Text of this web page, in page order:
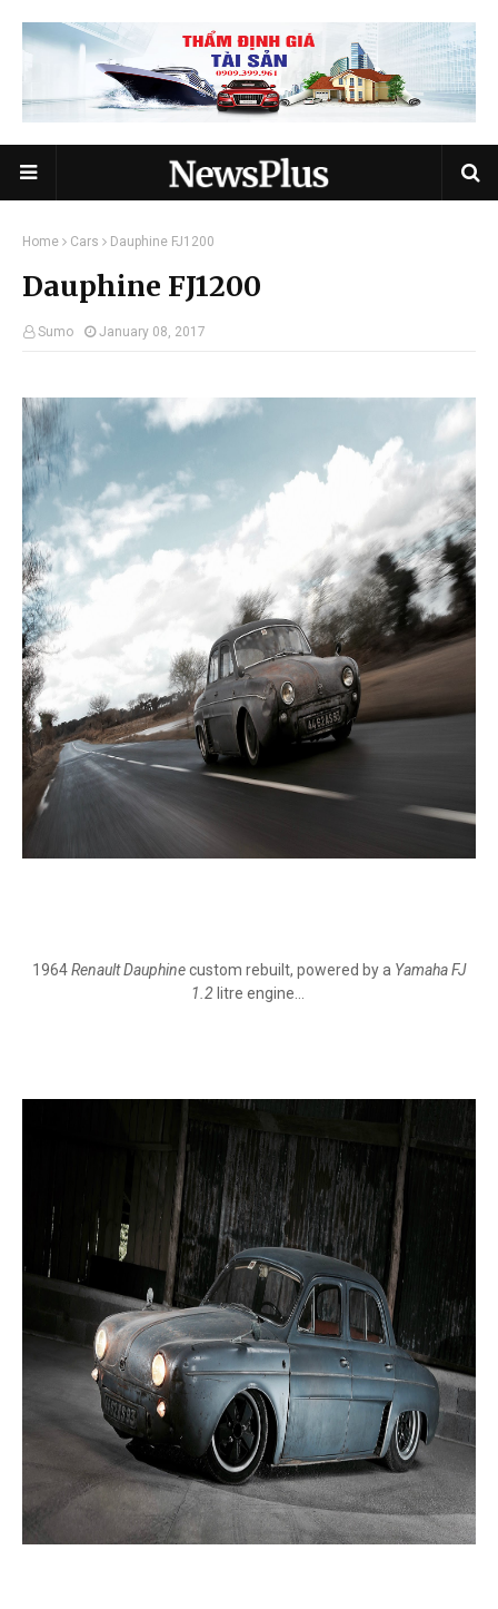
Home Cars Dauphine FJ1200
Dauphine FJ1200
Sumo January 08, 2017
1964Renault Dauphinecustom rebuilt, powered by a Yamaha FJ
1.2litre engine...